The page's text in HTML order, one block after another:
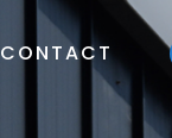
CONTACT